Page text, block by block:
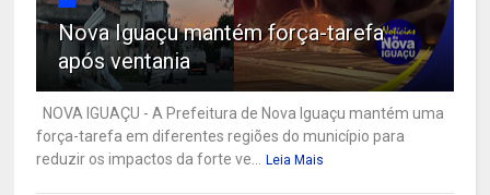
Nova Iguaçu mantém força-tarefa
após ventania
NOVA IGUAÇU - A Prefeitura de Nova Iguaçu mantém uma
força-tarefa em diferentes regiões do município para
reduzir os impactos da forte ve...
Leia Mais